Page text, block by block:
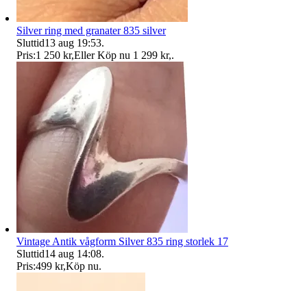
Silver ring med granater 835 silver
Sluttid13 aug 19:53.
Pris:1 250 kr,Eller Köp nu 1 299 kr,.
Vintage Antik vågform Silver 835 ring storlek 17
Sluttid14 aug 14:08.
Pris:499 kr,Köp nu.